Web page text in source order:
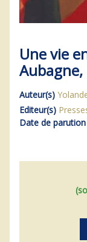
Une vie
Auteur(s)
Editeur(s)
Date de parution